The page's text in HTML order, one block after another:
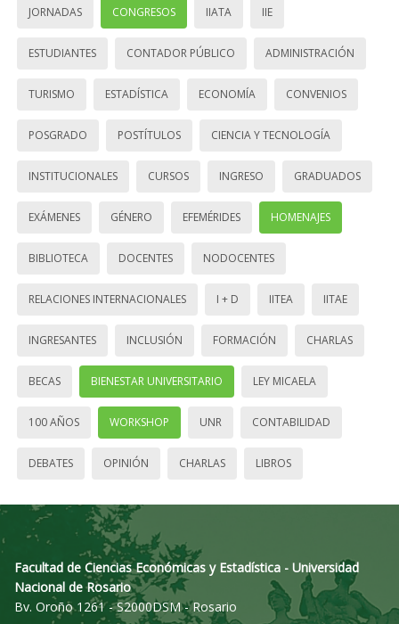
JORNADAS CONGRESOS IIATA IIE
ESTUDIANTES CONTADOR PÚBLICO ADMINISTRACIÓN
TURISMO ESTADÍSTICA ECONOMÍA CONVENIOS
POSGRADO POSTÍTULOS CIENCIA Y TECNOLOGÍA
INSTITUCIONALES CURSOS INGRESO GRADUADOS
EXÁMENES GÉNERO EFEMÉRIDES HOMENAJES
BIBLIOTECA DOCENTES NODOCENTES
RELACIONES INTERNACIONALES I + D IITEA IITAE
INGRESANTES INCLUSIÓN FORMACIÓN CHARLAS
BECAS BIENESTAR UNIVERSITARIO LEY MICAELA
100 AÑOS WORKSHOP UNR CONTABILIDAD
DEBATES OPINIÓN CHARLAS LIBROS
Facultad de Ciencias Económicas y Estadística - Universidad
Nacional de Rosario
Bv. Oroño 1261 - S2000DSM - Rosario